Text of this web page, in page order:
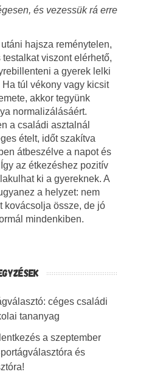
és vezessük rá erre
hajsza reménytelen,
viszont elérhető,
a gyerek lelki
túl vékony vagy kicsit
akkor tegyünk
normalizálásáért.
a családi asztalnál
ételt, időt szakítva
átbeszélve a napot és
az étkezéshez pozitív
ki a gyereknek. A
a helyzet: nem
kovácsolja össze, de jó
mindenkiben.
céges családi
tananyag
a szeptember
és